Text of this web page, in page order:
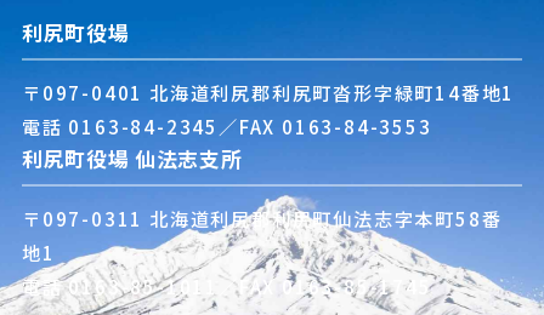
利尻町役場
〒097-0401 北海道利尻郡利尻町沓形字緑町14番地1
電話 0163-84-2345 ／FAX 0163-84-3553
利尻町役場 仙法志支所
〒097-0311 北海道利尻郡利尻町仙法志字本町58番
地1
電話0163-85-1011 ／FAX 0163-85-1745